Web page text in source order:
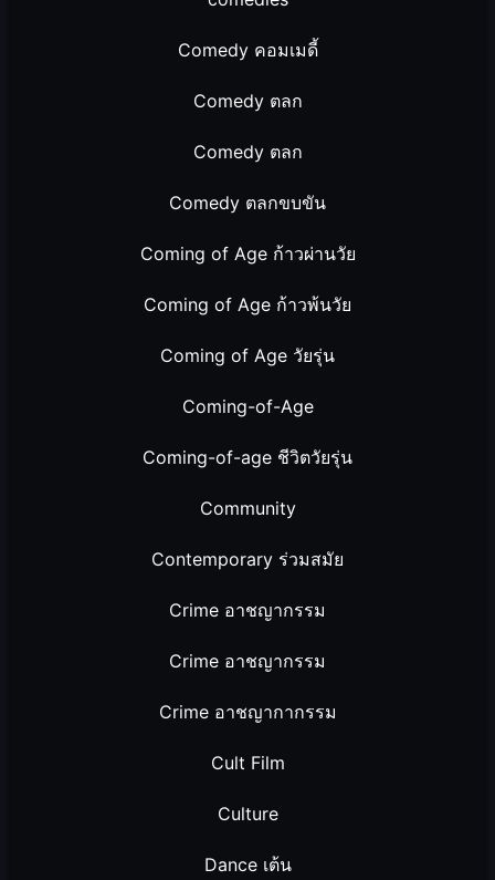
Comedy คอมเมดี้
Comedy ตลก
Comedy ตลก
Comedy ตลกขบขัน
Coming of Age ก้าวผ่านวัย
Coming of Age ก้าวพ้นวัย
Coming of Age วัยรุ่น
Coming-of-Age
Coming-of-age ชีวิตวัยรุ่น
Community
Contemporary ร่วมสมัย
Crime อาชญากรรม
Crime อาชญากรรม
Crime อาชญากากรรม
Cult Film
Culture
Dance เต้น